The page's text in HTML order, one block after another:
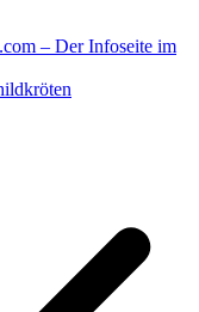
– Der Infoseite im